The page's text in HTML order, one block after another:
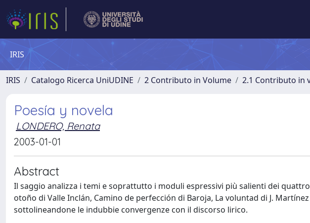
IRIS
IRIS Catalogo Ricerca UniUDINE 2 Contributo in Volume 2.1 Contributo in
Poesía y novela
LONDERO, Renata
2003-01-01
Abstract
Il saggio analizza i temi e soprattutto i moduli espressivi più salienti dei
otoño di Valle Inclán, Camino de perfección di Baroja, La voluntad di J.
sottolineandone le indubbie convergenze con il discorso lirico.